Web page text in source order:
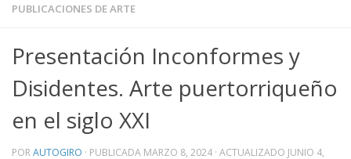
PUBLICACIONES DE ARTE
Presentación Inconformes y
Disidentes. Arte puertorriqueño
en el siglo XXI
PORAUTOGIRO · PUBLICADA MARZO 8, 2024 · ACTUALIZADO JUNIO 4,